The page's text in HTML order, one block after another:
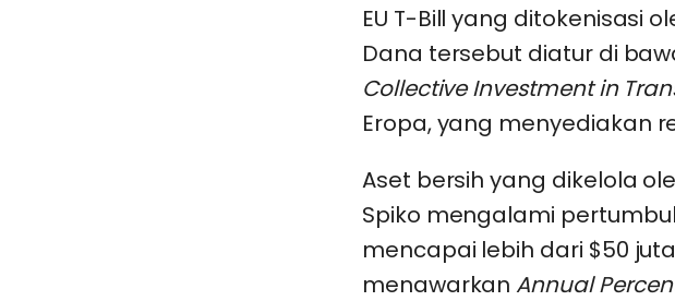
EU T-Bill yang ditokenisasi
Dana tersebut diatur di
Collective Investment in
Eropa, yang menyediakan
Aset bersih yang dikelola
Spiko mengalami
mencapai lebih dari $50
menawarkan Annual